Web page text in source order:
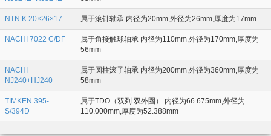
NTN K 20×26×17 属于滚针轴承 内径为20mm,外径为26mm,厚度为17mm
NACHI 7022 C/DF
属于角接触球轴承 内径为110mm,外径为170mm,厚度为
56mm
NACHI
NJ240+HJ240
属于圆柱滚子轴承 内径为200mm,外径为360mm,厚度为
58mm
TIMKEN 395-
S/394D
属于TDO（双列 双外圈） 内径为66.675mm,外径为
110.000mm,厚度为52.388mm